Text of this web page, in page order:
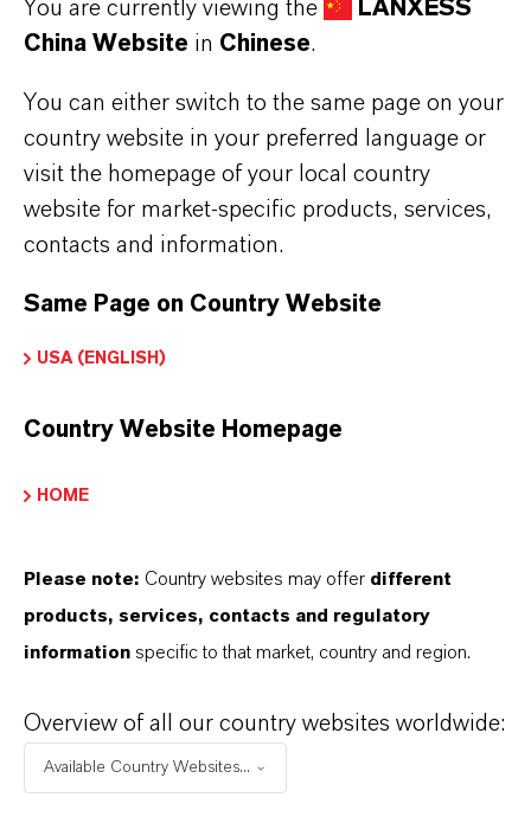
新闻稿
Future Rallye未来拉力赛”
2023-08-25
You are currently viewing the
LANXESS
China Website in Chinese.
You can either switch to the same page on your
country website in your preferred language or
visit the homepage of your local country
website for market-specific products, services,
contacts and information.
Same Page on Country Website
USA (ENGLISH)
Country Website Homepage
HOME
Please note: Country websites may offer different
products, services, contacts and regulatory
information specific to that market, country and region.
Overview of all our country websites worldwide:
Available Country Websites...